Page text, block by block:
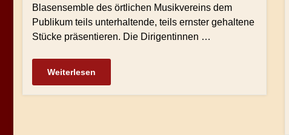
Blasensemble des örtlichen Musikvereins dem
Publikum teils unterhaltende, teils ernster gehaltene
Stücke präsentieren. Die Dirigentinnen …
Weiterlesen